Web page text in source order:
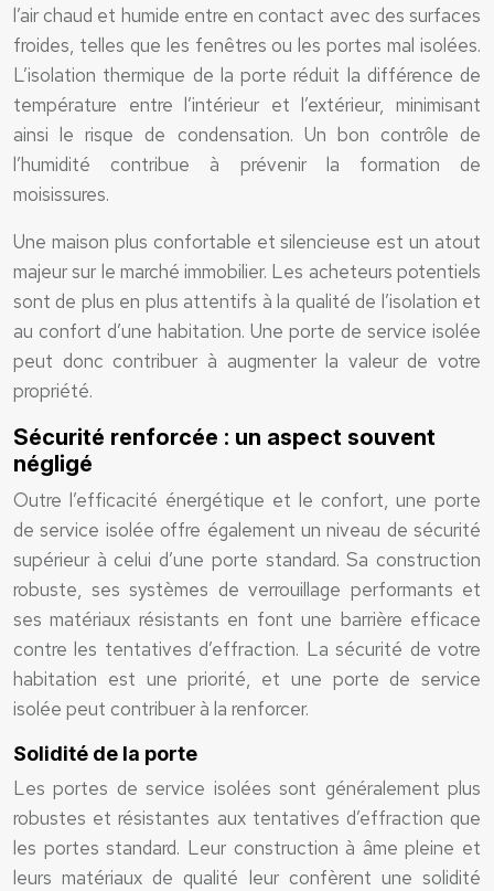
l’air chaud et humide entre en contact avec des surfaces
froides, telles que les fenêtres ou les portes mal isolées.
L’isolation thermique de la porte réduit la différence de
température entre l’intérieur et l’extérieur, minimisant
ainsi le risque de condensation. Un bon contrôle de
l’humidité contribue à prévenir la formation de
moisissures.
Une maison plus confortable et silencieuse est un atout
majeur sur le marché immobilier. Les acheteurs potentiels
sont de plus en plus attentifs à la qualité de l’isolation et
au confort d’une habitation. Une porte de service isolée
peut donc contribuer à augmenter la valeur de votre
propriété.
Sécurité renforcée : un aspect souvent
négligé
Outre l’efficacité énergétique et le confort, une porte
de service isolée offre également un niveau de sécurité
supérieur à celui d’une porte standard. Sa construction
robuste, ses systèmes de verrouillage performants et
ses matériaux résistants en font une barrière efficace
contre les tentatives d’effraction. La sécurité de votre
habitation est une priorité, et une porte de service
isolée peut contribuer à la renforcer.
Solidité de la porte
Les portes de service isolées sont généralement plus
robustes et résistantes aux tentatives d’effraction que
les portes standard. Leur construction à âme pleine et
leurs matériaux de qualité leur confèrent une solidité